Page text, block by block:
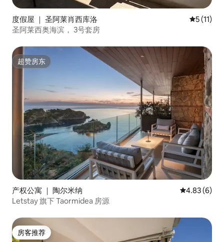
度假屋 ｜ 圣阿莱肖西库洛 平均评分
5 (11)
圣阿莱西奥海滨， 3号套房
超赞房东
超赞房东
产权公寓 ｜ 陶尔米纳 平均评分
4.83 (6)
Letstay 旗下 Taormidea 房源
房客推荐
房客推荐